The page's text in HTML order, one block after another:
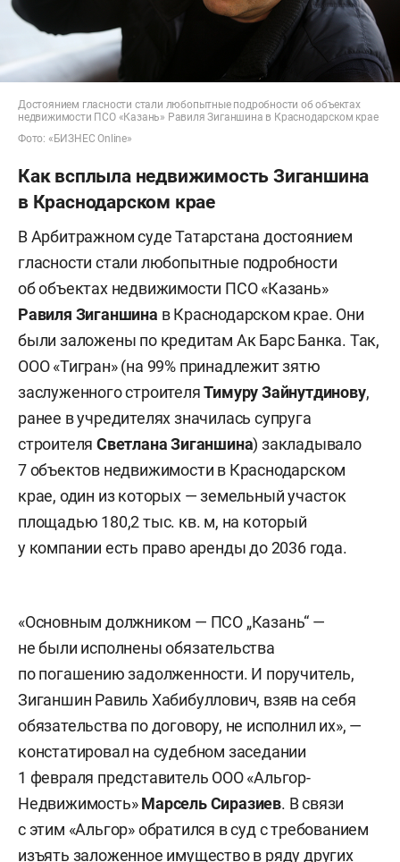
Достоянием гласности стали любопытные подробности об объектах
недвижимости ПСО «Казань» Равиля Зиганшина в Краснодарском крае
Фото: «БИЗНЕС Online»
Как всплыла недвижимость Зиганшина
в Краснодарском крае
В Арбитражном суде Татарстана достоянием
гласности стали любопытные подробности
об объектах недвижимости ПСО «Казань»
Равиля Зиганшина в Краснодарском крае. Они
были заложены по кредитам Ак Барс Банка. Так,
ООО «Тигран» (на 99% принадлежит зятю
заслуженного строителяТимуру Зайнутдинову,
ранее в учредителях значилась супруга
строителяСветлана Зиганшина) закладывало
7 объектов недвижимости в Краснодарском
крае, один из которых — земельный участок
площадью 180,2 тыс. кв. м, на который
у компании есть право аренды до 2036 года.
«Основным должником — ПСО „Казань“ —
не были исполнены обязательства
по погашению задолженности. И поручитель,
Зиганшин Равиль Хабибуллович, взяв на себя
обязательства по договору, не исполнил их», —
констатировал на судебном заседании
1 февраля представитель ООО «Альгор-
Недвижимость»Марсель Сиразиев. В связи
с этим «Альгор» обратился в суд с требованием
изъять заложенное имущество в ряду других